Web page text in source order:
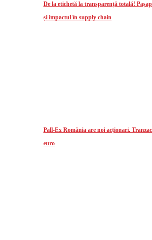
De la etichetă la transparență totală!
și impactul în supply chain
Pall-Ex România are noi acționari.
euro